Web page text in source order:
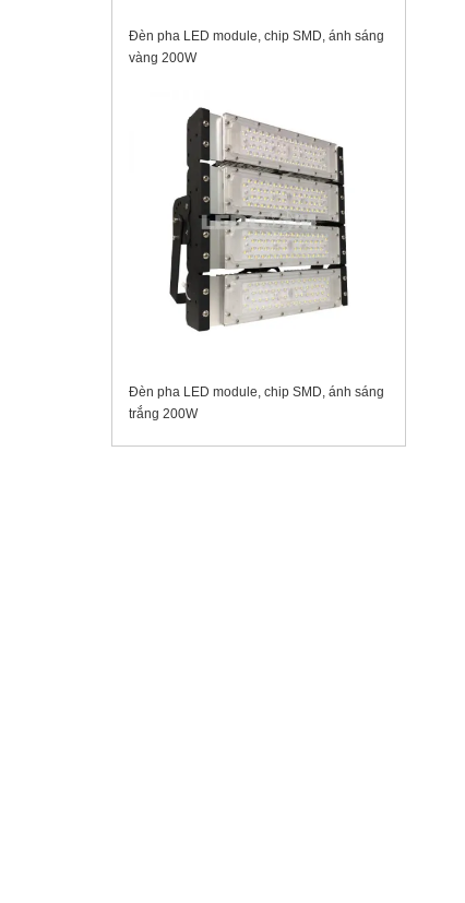
Đèn pha LED module, chip SMD, ánh sáng
vàng 200W
Đèn pha LED module, chip SMD, ánh sáng
trắng 200W